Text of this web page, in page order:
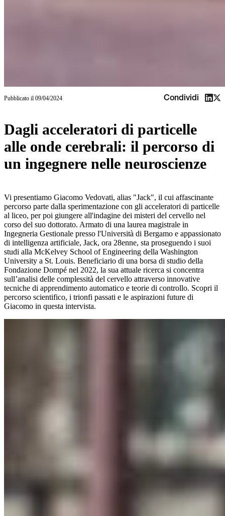
Pubblicato il 09/04/2024 Condividi
Dagli acceleratori di particelle
alle onde cerebrali: il percorso di
un ingegnere nelle neuroscienze
Vi presentiamo Giacomo Vedovati, alias "Jack", il cui affascinante
percorso parte dalla sperimentazione con gli acceleratori di particelle
al liceo, per poi giungere all'indagine dei misteri del cervello nel
corso del suo dottorato. Armato di una laurea magistrale in
Ingegneria Gestionale presso l'Università di Bergamo e appassionato
di intelligenza artificiale, Jack, ora 28enne, sta proseguendo i suoi
studi alla McKelvey School of Engineering della Washington
University a St. Louis. Beneficiario di una borsa di studio della
Fondazione Dompé nel 2022, la sua attuale ricerca si concentra
sull’analisi delle complessità del cervello attraverso innovative
tecniche di apprendimento automatico e teorie di controllo. Scopri il
percorso scientifico, i trionfi passati e le aspirazioni future di
Giacomo in questa intervista.